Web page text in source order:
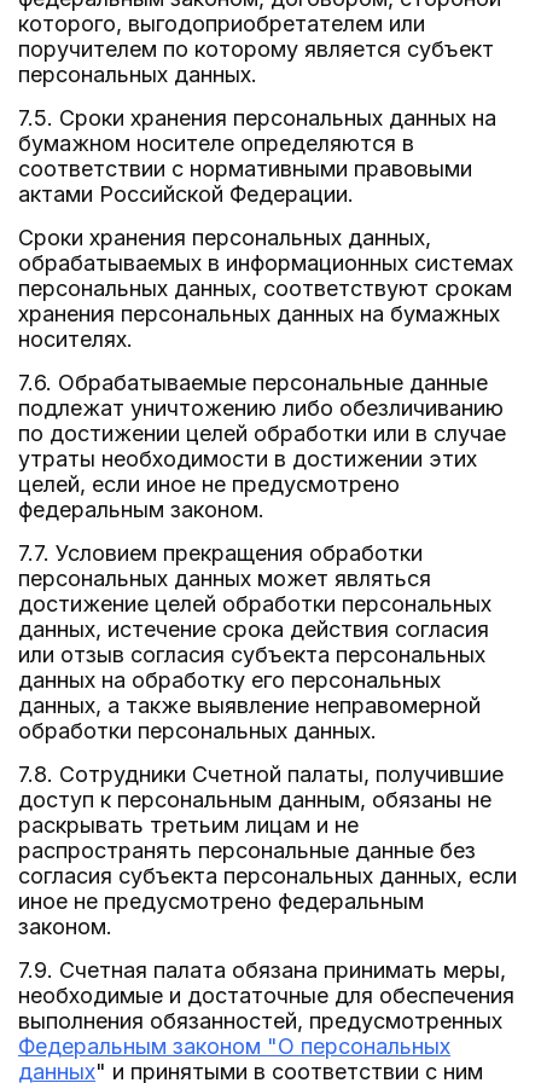
которого, выгодоприобретателем или
поручителем по которому является субъект
персональных данных.
7.5. Сроки хранения персональных данных на
бумажном носителе определяются в
соответствии с нормативными правовыми
актами Российской Федерации.
Сроки хранения персональных данных,
обрабатываемых в информационных системах
персональных данных, соответствуют срокам
хранения персональных данных на бумажных
носителях.
7.6. Обрабатываемые персональные данные
подлежат уничтожению либо обезличиванию
по достижении целей обработки или в случае
утраты необходимости в достижении этих
целей, если иное не предусмотрено
федеральным законом.
7.7. Условием прекращения обработки
персональных данных может являться
достижение целей обработки персональных
данных, истечение срока действия согласия
или отзыв согласия субъекта персональных
данных на обработку его персональных
данных, а также выявление неправомерной
обработки персональных данных.
7.8. Сотрудники Счетной палаты, получившие
доступ к персональным данным, обязаны не
раскрывать третьим лицам и не
распространять персональные данные без
согласия субъекта персональных данных, если
иное не предусмотрено федеральным
законом.
7.9. Счетная палата обязана принимать меры,
необходимые и достаточные для обеспечения
выполнения обязанностей, предусмотренных
Федеральным законом "О персональных
данных" и принятыми в соответствии с ним